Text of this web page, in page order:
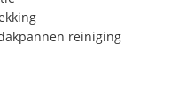
reiniging